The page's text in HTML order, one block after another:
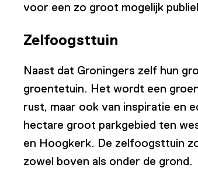
voor een zo groot mogelijk
Zelfoogsttuin
Naast dat Groningers zelf hun
groentetuin. Het wordt een
rust, maar ook van inspiratie en
hectare groot parkgebied ten
en Hoogkerk. De zelfoogsttuin
zowel boven als onder de grond.